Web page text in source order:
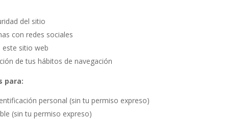
del sitio
con redes sociales
sitio web
de tus hábitos de navegación
para:
personal (sin tu permiso expreso)
(sin tu permiso expreso)